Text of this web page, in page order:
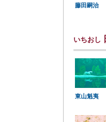
藤田嗣治
いちおし
東山魁夷